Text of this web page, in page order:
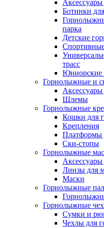
Ботинки
парка
Детские
трасс
Юниорские
Горнолыжные и
Шлемы
Горнолыжные
Кошки для
Крепления
Платформы
Ски-стопы
Горнолыжные
Линзы для
Маски
Горнолыжные
Горнолыжные
Сумки и
Чехлы для